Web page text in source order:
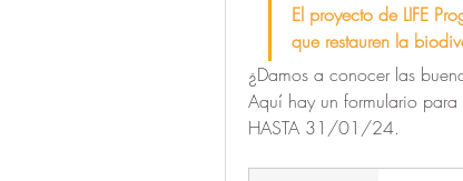
El proyecto de LIFE
que restauren la
¿Damos a conocer las
Aquí hay un formulario para
HASTA 31/01/24.